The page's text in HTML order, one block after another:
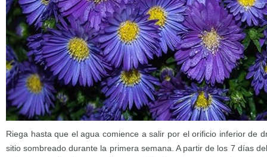
Riega hasta que el agua comience a salir por el orificio inferior de
sitio sombreado durante la primera semana. A partir de los 7 días